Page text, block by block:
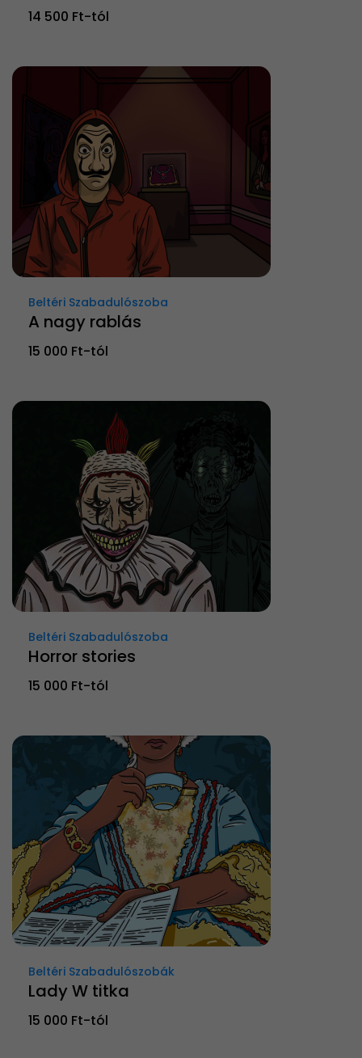
14 500 Ft-tól
Beltéri Szabadulószoba
A nagy rablás
15 000 Ft-tól
Beltéri Szabadulószoba
Horror stories
15 000 Ft-tól
Beltéri Szabadulószobák
Lady W titka
15 000 Ft-tól